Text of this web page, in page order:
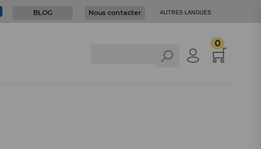
BLOG Nous contacter AUTRES LANGUES
0